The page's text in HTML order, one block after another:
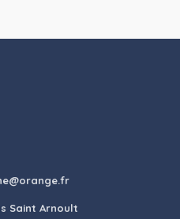
Saint Arnoult